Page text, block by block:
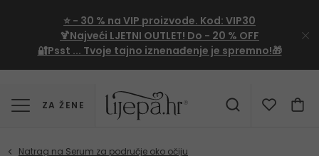
⭐ - 30 % na VIP proizvode. Kod: VIP30
🍹Najveći LJETNI OUTLET! Do - 20 % OFF
🔐Psst ... Tvoje tajno iznenađenje je spremno!🎁
ZA ŽENE